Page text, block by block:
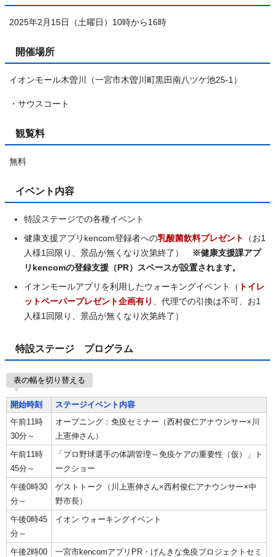
2025年2月15日（土曜日）10時から16時
開催場所
イオンモール木曽川（一宮市木曽川町黒田南八ツケ池25-1）
・サウスコート
観覧料
無料
イベント内容
特設ステージでの各種イベント
健康支援アプリkencom登録者への乳酸菌飲料プレゼント
（お1
人様1回限り、景品が無くなり次第終了）
※健康支援課アプ
リkencomの登録支援（PR）スペースが設置されます。
イオンモールアプリを利用したウォーキングイベント（ トイレ
ットペーパープレゼント企画有り 、代理での引換は不可、お1
人様1回限り、景品が無くなり次第終了）
特設ステージ プログラム
表の幅を切り替える
開始時刻
ステージイベント内容
午前11時
30分～
オープニング：免疫セミナー（西村俊仁アナウンサー×川
上憲伸さん）
午前11時
45分～
「プロ野球選手の体調管理～免疫ケアの重要性（仮）」ト
ークショー
午後0時30
分～
ゲストトーク（川上憲伸さん×西村俊仁アナウンサー×中
野市長）
午後0時45
分～
イオン ウォーキングイベント
午後2時00
一宮市kencomアプリPR・げんきな免疫プロジェクトセミ